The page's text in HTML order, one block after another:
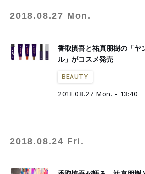
2018.08.27 Mon.
香取慎吾と祐真朋樹の「ヤ
ル」がコスメ発売
BEAUTY
2018.08.27 Mon. - 13:40
2018.08.24 Fri.